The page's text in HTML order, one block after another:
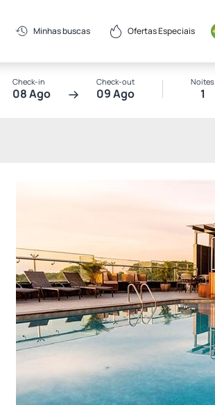
Minhas buscas Ofertas Especiais
Check-in
08 Ago
Check-out
09 Ago
Noites
1